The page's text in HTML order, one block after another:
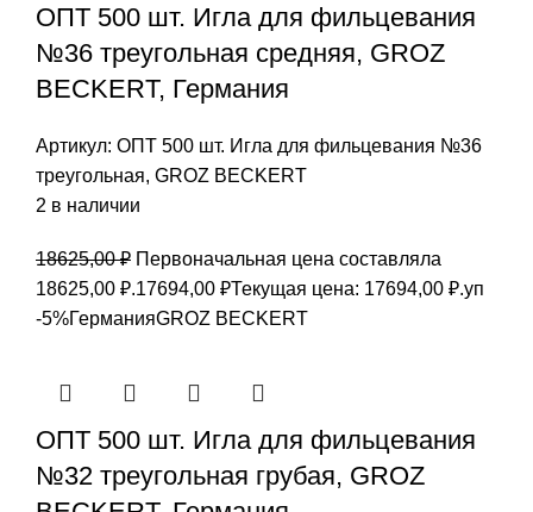
ОПТ 500 шт. Игла для фильцевания
№36 треугольная средняя, GROZ
BEСKERT, Германия
Артикул: ОПТ 500 шт. Игла для фильцевания №36
треугольная, GROZ BEСKERT
2 в наличии
18625,00₽ Первоначальная цена составляла
18625,00 ₽.17694,00 ₽Текущая цена: 17694,00 ₽.уп
-5%ГерманияGROZ BEСKERT
ОПТ 500 шт. Игла для фильцевания
№32 треугольная грубая, GROZ